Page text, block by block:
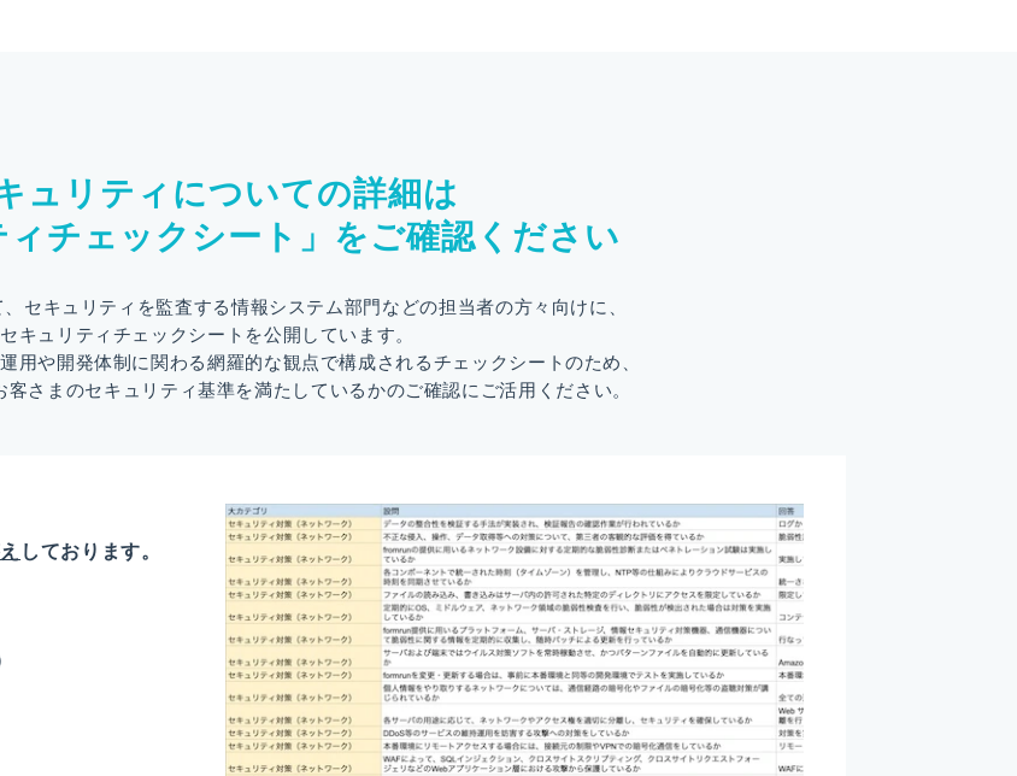
ュリティについての詳細は
ィチェックシート」をご確認ください
セキュリティを監査する情報システム部門などの担当者の方々向けに、
セキュリティチェックシートを公開しています。
用や開発体制に関わる網羅的な観点で構成されるチェックシートのため、
さまのセキュリティ基準を満たしているかのご確認にご活用ください。
しております。